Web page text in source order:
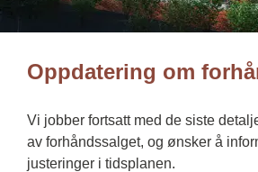
Oppdatering om
Vi jobber fortsatt med de siste
av forhåndssalget, og ønsker å
justeringer i tidsplanen.